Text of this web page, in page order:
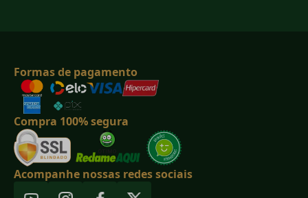
Formas de pagamento
Compra 100% segura
Acompanhe nossas redes sociais